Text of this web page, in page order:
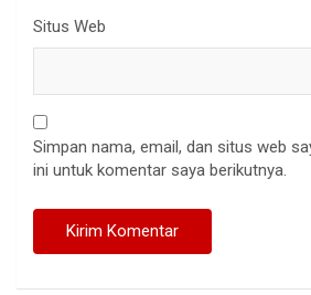
Situs Web
Simpan nama, email, dan situs web
ini untuk komentar saya berikutnya.